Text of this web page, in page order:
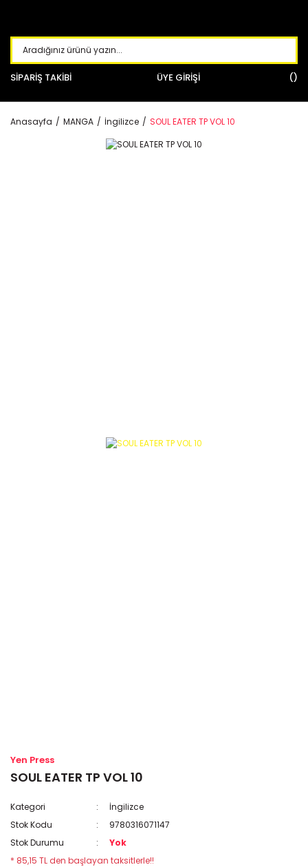
SİPARİŞ TAKİBİ ÜYE GİRİŞİ
Anasayfa MANGA İngilizce SOUL EATER TP VOL 10
Yen Press
SOUL EATER TP VOL 10
Kategori
İngilizce
Stok Kodu
9780316071147
Stok Durumu
Yok
* 85,15 TL den başlayan taksitlerle!!